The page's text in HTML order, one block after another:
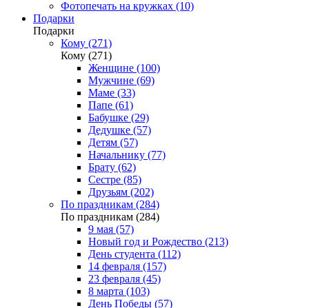
Фотопечать на кружках (10)
Подарки
Подарки
Кому (271)
Кому (271)
Женщине (100)
Мужчине (69)
Маме (33)
Папе (61)
Бабушке (29)
Дедушке (57)
Детям (57)
Начальнику (77)
Брату (62)
Сестре (85)
Друзьям (202)
По праздникам (284)
По праздникам (284)
9 мая (57)
Новый год и Рождество (213)
День студента (112)
14 февраля (157)
23 февраля (45)
8 марта (103)
День Победы (57)